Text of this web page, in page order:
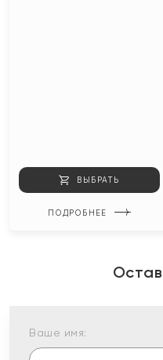
ВЫБРАТЬ
ПОДРОБНЕЕ
Ваше имя: